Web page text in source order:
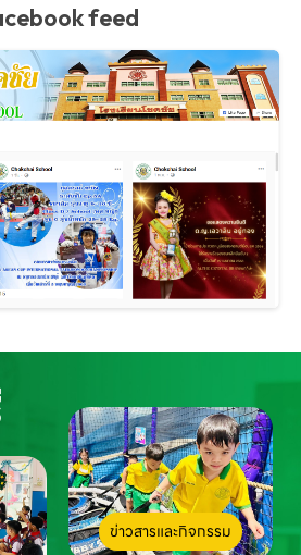
feed
ข่าวสารและกิจกรรม